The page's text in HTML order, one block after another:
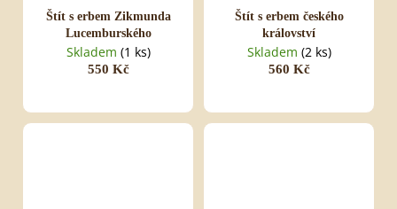
Štít s erbem Zikmunda
Lucemburského
Skladem (1 ks)
550 Kč
Štít s erbem českého
království
Skladem (2 ks)
560 Kč